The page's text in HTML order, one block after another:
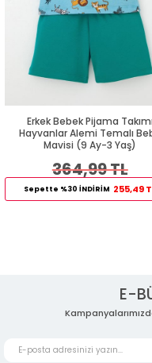
Erkek Bebek Pijama Takımı
Hayvanlar Alemi Temalı
Mavisi (9 Ay-3 Yaş)
364,99 TL
Sepette %30 İNDİRİM 255,49
E-